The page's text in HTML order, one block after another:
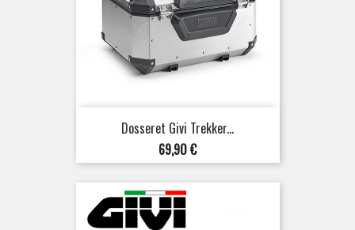
Dosseret Givi Trekker...
Prix
69,90 €